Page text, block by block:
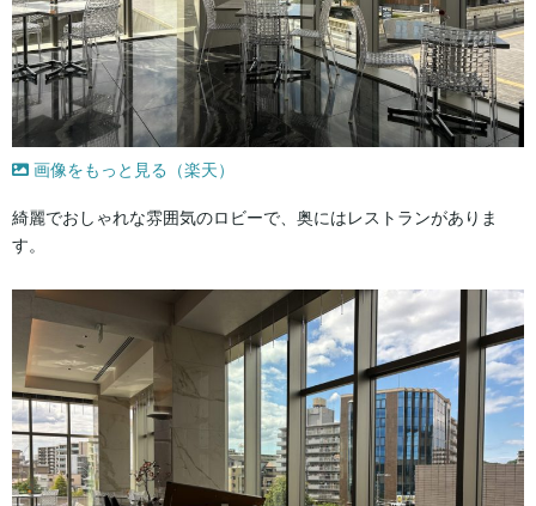
画像をもっと見る（楽天）
綺麗でおしゃれな雰囲気のロビーで、奥にはレストランがありま
す。